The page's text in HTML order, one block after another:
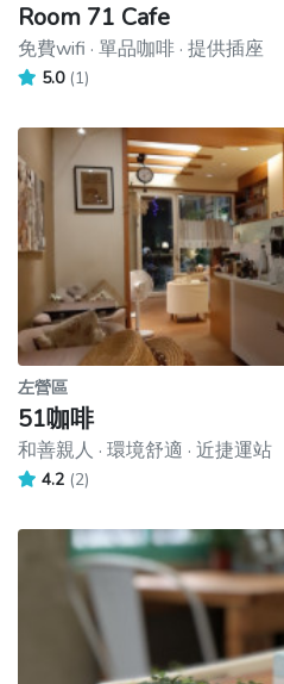
Room 71 Cafe
免費wifi · 單品咖啡 · 提供插座
5.0 (1)
左營區
51咖啡
和善親人 · 環境舒適 · 近捷運站
4.2 (2)